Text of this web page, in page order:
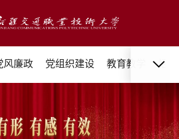
风廉政 党组织建设 教育教学 招